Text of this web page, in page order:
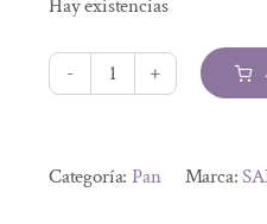
era:
2,85 €.
es:
2,68 €.
Hay existencias
TOSTADAS
TRIGO
Categoría:Pan Marca: